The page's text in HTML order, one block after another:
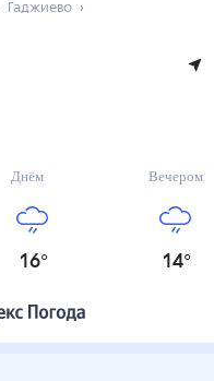
Гаджиево
Днём
16°
Вечером
14°